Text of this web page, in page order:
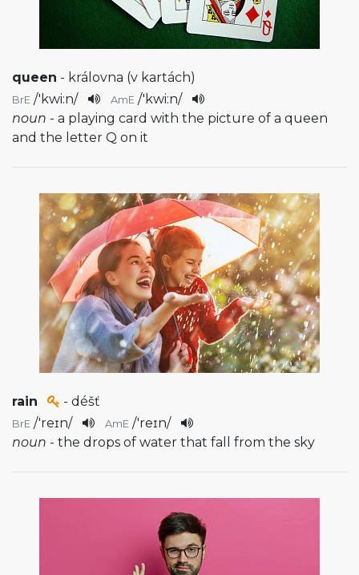
queen - královna (v kartách)
BrE /'kwi:n/ AmE /'kwi:n/
noun - a playing card with the picture of a queen
and the letter Q on it
rain - déšť
BrE /'reɪn/ AmE /'reɪn/
noun - the drops of water that fall from the sky